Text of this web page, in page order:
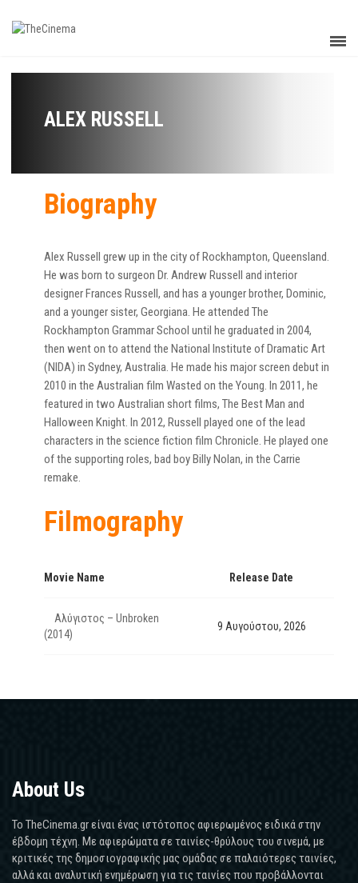
ALEX RUSSELL
Biography
Alex Russell grew up in the city of Rockhampton, Queensland.
He was born to surgeon Dr. Andrew Russell and interior
designer Frances Russell, and has a younger brother, Dominic,
and a younger sister, Georgiana. He attended The
Rockhampton Grammar School until he graduated in 2004,
then went on to attend the National Institute of Dramatic Art
(NIDA) in Sydney, Australia. He made his major screen debut in
2010 in the Australian film Wasted on the Young. In 2011, he
featured in two Australian short films, The Best Man and
Halloween Knight. In 2012, Russell played one of the lead
characters in the science fiction film Chronicle. He played one
of the supporting roles, bad boy Billy Nolan, in the Carrie
remake.
Filmography
Movie Name Release Date
Αλύγιστος – Unbroken
(2014)
9 Αυγούστου, 2026
About Us
Το TheCinema.gr είναι ένας ιστότοπος αφιερωμένος ειδικά στην
έβδομη τέχνη. Με αφιερώματα σε ταινίες-θρύλους του σινεμά, με
κριτικές της δημοσιογραφικής μας ομάδας σε παλαιότερες ταινίες,
αλλά και αναλυτική ενημέρωση για τις ταινίες που προβάλλονται